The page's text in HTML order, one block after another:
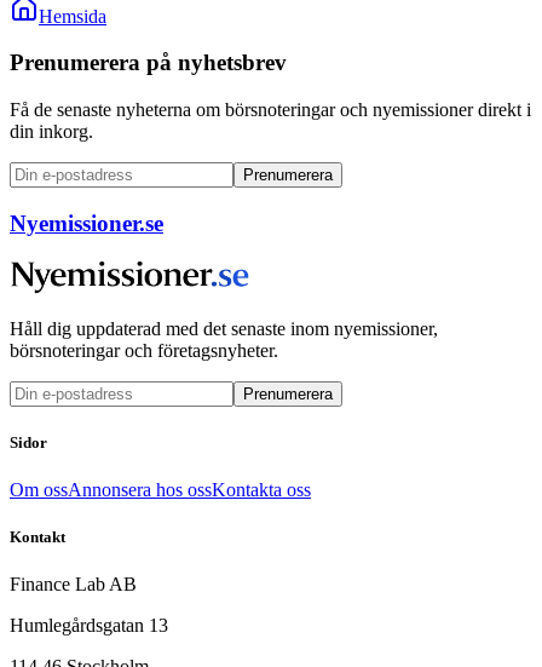
Hemsida
Prenumerera på nyhetsbrev
Få de senaste nyheterna om börsnoteringar och nyemissioner direkt i
din inkorg.
Prenumerera
Nyemissioner.se
Håll dig uppdaterad med det senaste inom nyemissioner,
börsnoteringar och företagsnyheter.
Prenumerera
Sidor
Om ossAnnonsera hos ossKontakta oss
Kontakt
Finance Lab AB
Humlegårdsgatan 13